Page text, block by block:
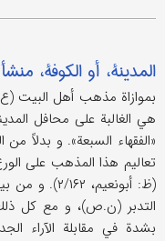
المدينة، أو الكوفة،
بموازاة مذهب أهل البيت (ع)
«الفقهاء السبعة». و بدلاً من
تعاليم هذا المذهب على
(ظ:
التدبر (ن.ص)، و مع كل
بشدة في مقابلة الآراء